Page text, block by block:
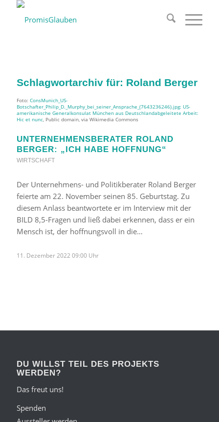
Schlagwortarchiv für: Roland Berger
Foto: ConsMunich_US-
Botschafter_Philip_D._Murphy_bei_seiner_Ansprache_(7643236246).jpg: US-
amerikanische Generalkonsulat München aus Deutschlandabgeleitete Arbeit:
Hic et nunc, Public domain, via Wikimedia Commons
UNTERNEHMENSBERATER ROLAND
BERGER: „ICH HABE HOFFNUNG“
WIRTSCHAFT
Der Unternehmens- und Politikberater Roland Berger
feierte am 22. November seinen 85. Geburtstag. Zu
diesem Anlass beantwortete er im Interview mit der
BILD 8,5-Fragen und ließ dabei erkennen, dass er ein
Mensch ist, der hoffnungsvoll in die…
11. Dezember 2022 09:00 Uhr
DU WILLST TEIL DES PROJEKTS
WERDEN?
Das freut uns!
Spenden